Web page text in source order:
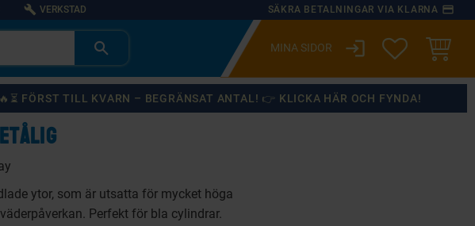
build VERKSTAD SÄKRA BETALNINGAR VIA KLARNA payment
login ÖNSKELISTA
FÖRST TILL KVARN – BEGRÄNSAT ANTAL! 👉 KLICKA HÄR OCH FYNDA!
ytor, som är utsatta för mycket höga
Perfekt för bla cylindrar.